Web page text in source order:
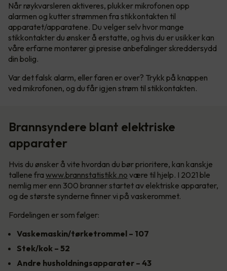
Når røykvarsleren aktiveres, plukker mikrofonen opp
alarmen og kutter strømmen fra stikkontakten til
apparatet/apparatene. Du velger selv hvor mange
stikkontakter du ønsker å erstatte, og hvis du er usikker kan
våre erfarne montører gi presise anbefalinger skreddersydd
din bolig.
Var det falsk alarm, eller faren er over? Trykk på knappen
ved mikrofonen, og du får igjen strøm til stikkontakten.
Brannsyndere blant elektriske
apparater
Hvis du ønsker å vite hvordan du bør prioritere, kan kanskje
tallene fra www.brannstatistikk.no være til hjelp. I 2021 ble
nemlig mer enn 300 branner startet av elektriske apparater,
og de største synderne finner vi på vaskerommet.
Fordelingen er som følger:
Vaskemaskin/tørketrommel – 107
Stek/kok – 52
Andre husholdningsapparater – 43